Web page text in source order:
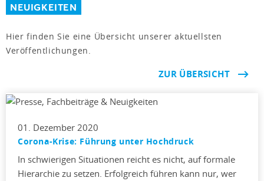
NEUIGKEITEN
Hier finden Sie eine Übersicht unserer aktuellsten
Veröffentlichungen.
ZUR ÜBERSICHT
01. Dezember 2020
Corona-Krise: Führung unter Hochdruck
In schwierigen Situationen reicht es nicht, auf formale
Hierarchie zu setzen. Erfolgreich führen kann nur, wer